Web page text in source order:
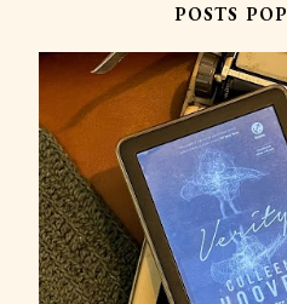
POSTS